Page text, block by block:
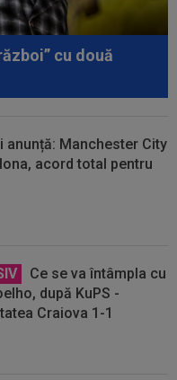
cu două
anunță: Manchester City
acord total pentru
Ce se va întâmpla cu
după KuPS -
Craiova 1-1